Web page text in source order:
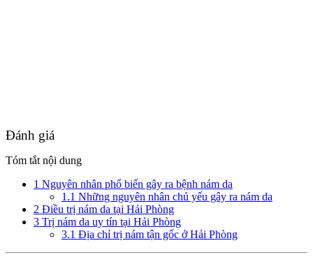
Đánh giá
Tóm tắt nội dung
1 Nguyên nhân phổ biến gây ra bệnh nám da
1.1 Những nguyên nhân chủ yếu gây ra nám da
2 Điều trị nám da tại Hải Phòng
3 Trị nám da uy tín tại Hải Phòng
3.1 Địa chỉ trị nám tận gốc ở Hải Phòng